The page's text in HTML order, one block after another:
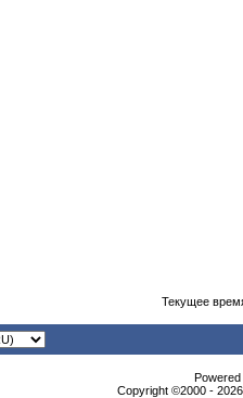
Текущее
Copyright ©2000 -